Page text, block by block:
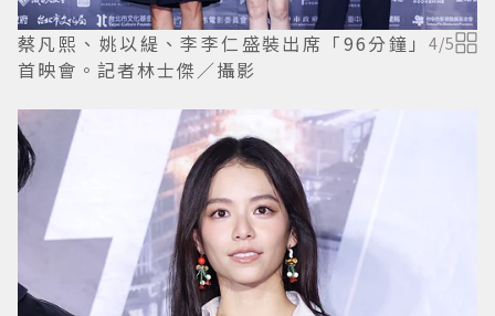
蔡凡熙、姚以緹、李李仁盛裝出席「96分鐘」
首映會。記者林士傑／攝影
4/5